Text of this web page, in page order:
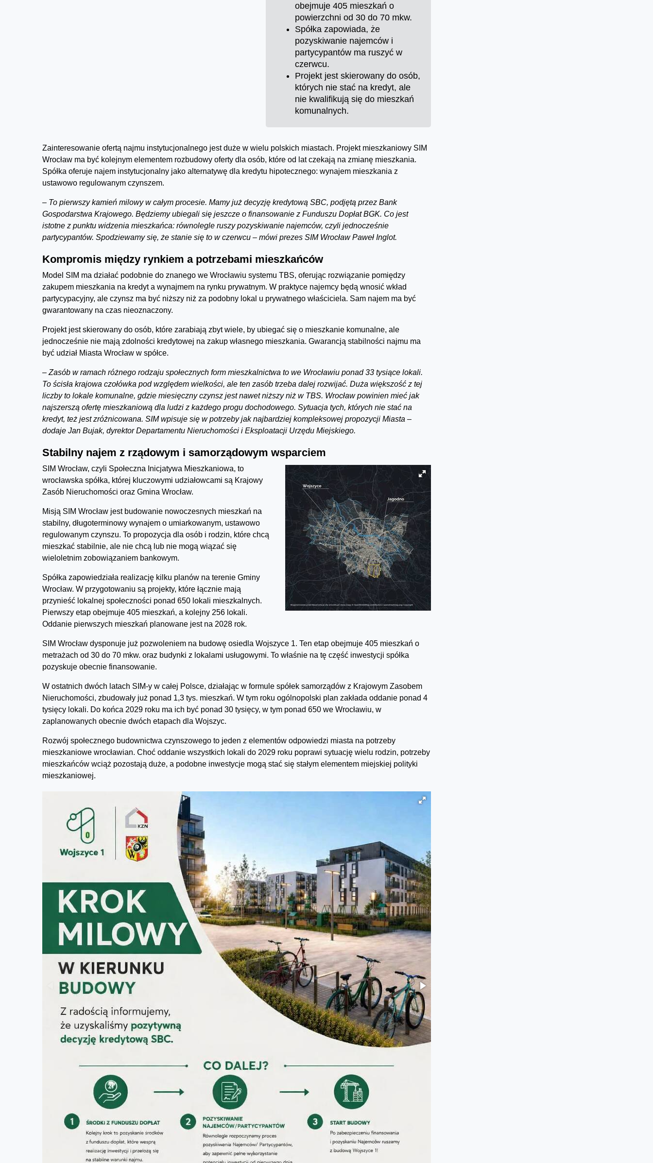
obejmuje 405 mieszkań o
powierzchni od 30 do 70 mkw.
Spółka zapowiada, że
pozyskiwanie najemców i
partycypantów ma ruszyć w
czerwcu.
Projekt jest skierowany do osób,
których nie stać na kredyt, ale
nie kwalifikują się do mieszkań
komunalnych.
Zainteresowanie ofertą najmu instytucjonalnego jest duże w wielu polskich miastach. Projekt mieszkaniowy SIM
Wrocław ma być kolejnym elementem rozbudowy oferty dla osób, które od lat czekają na zmianę mieszkania.
Spółka oferuje najem instytucjonalny jako alternatywę dla kredytu hipotecznego: wynajem mieszkania z
ustawowo regulowanym czynszem.
– To pierwszy kamień milowy w całym procesie. Mamy już decyzję kredytową SBC, podjętą przez Bank
Gospodarstwa Krajowego. Będziemy ubiegali się jeszcze o finansowanie z Funduszu Dopłat BGK. Co jest
istotne z punktu widzenia mieszkańca: równolegle ruszy pozyskiwanie najemców, czyli jednocześnie
partycypantów. Spodziewamy się, że stanie się to w czerwcu – mówi prezes SIM Wrocław Paweł Inglot.
Kompromis między rynkiem a potrzebami mieszkańców
Model SIM ma działać podobnie do znanego we Wrocławiu systemu TBS, oferując rozwiązanie pomiędzy
zakupem mieszkania na kredyt a wynajmem na rynku prywatnym. W praktyce najemcy będą wnosić wkład
partycypacyjny, ale czynsz ma być niższy niż za podobny lokal u prywatnego właściciela. Sam najem ma być
gwarantowany na czas nieoznaczony.
Projekt jest skierowany do osób, które zarabiają zbyt wiele, by ubiegać się o mieszkanie komunalne, ale
jednocześnie nie mają zdolności kredytowej na zakup własnego mieszkania. Gwarancją stabilności najmu ma
być udział Miasta Wrocław w spółce.
– Zasób w ramach różnego rodzaju społecznych form mieszkalnictwa to we Wrocławiu ponad 33 tysiące lokali.
To ścisła krajowa czołówka pod względem wielkości, ale ten zasób trzeba dalej rozwijać. Duża większość z tej
liczby to lokale komunalne, gdzie miesięczny czynsz jest nawet niższy niż w TBS. Wrocław powinien mieć jak
najszerszą ofertę mieszkaniową dla ludzi z każdego progu dochodowego. Sytuacja tych, których nie stać na
kredyt, też jest zróżnicowana. SIM wpisuje się w potrzeby jak najbardziej kompleksowej propozycji Miasta –
dodaje Jan Bujak, dyrektor Departamentu Nieruchomości i Eksploatacji Urzędu Miejskiego.
Stabilny najem z rządowym i samorządowym wsparciem
SIM Wrocław, czyli Społeczna Inicjatywa Mieszkaniowa, to
wrocławska spółka, której kluczowymi udziałowcami są Krajowy
Zasób Nieruchomości oraz Gmina Wrocław.
Misją SIM Wrocław jest budowanie nowoczesnych mieszkań na
stabilny, długoterminowy wynajem o umiarkowanym, ustawowo
regulowanym czynszu. To propozycja dla osób i rodzin, które chcą
mieszkać stabilnie, ale nie chcą lub nie mogą wiązać się
wieloletnim zobowiązaniem bankowym.
Spółka zapowiedziała realizację kilku planów na terenie Gminy
Wrocław. W przygotowaniu są projekty, które łącznie mają
przynieść lokalnej społeczności ponad 650 lokali mieszkalnych.
Pierwszy etap obejmuje 405 mieszkań, a kolejny 256 lokali.
Oddanie pierwszych mieszkań planowane jest na 2028 rok.
SIM Wrocław dysponuje już pozwoleniem na budowę osiedla Wojszyce 1. Ten etap obejmuje 405 mieszkań o
metrażach od 30 do 70 mkw. oraz budynki z lokalami usługowymi. To właśnie na tę część inwestycji spółka
pozyskuje obecnie finansowanie.
W ostatnich dwóch latach SIM-y w całej Polsce, działając w formule spółek samorządów z Krajowym Zasobem
Nieruchomości, zbudowały już ponad 1,3 tys. mieszkań. W tym roku ogólnopolski plan zakłada oddanie ponad 4
tysięcy lokali. Do końca 2029 roku ma ich być ponad 30 tysięcy, w tym ponad 650 we Wrocławiu, w
zaplanowanych obecnie dwóch etapach dla Wojszyc.
Rozwój społecznego budownictwa czynszowego to jeden z elementów odpowiedzi miasta na potrzeby
mieszkaniowe wrocławian. Choć oddanie wszystkich lokali do 2029 roku poprawi sytuację wielu rodzin, potrzeby
mieszkańców wciąż pozostają duże, a podobne inwestycje mogą stać się stałym elementem miejskiej polityki
mieszkaniowej.